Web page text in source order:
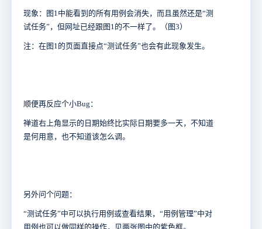
现象：图1中能看到的所有用例会消失，而且虽然还是“测
试任务”，但网址已经跟图1的不一样了。（图3）
注：在图1的页面直接点“测试任务”也会有此现象发生。
顺便再反应个小Bug：
禅道右上角显示的日期始终比实际日期要多一天，不知道
是何用意，也不知道该怎么调。
另外问个问题：
“测试任务”中可以执行用例或查看结果，“用例管理”中对
用例也可以做同样的操作，见两张图中的紫色框。